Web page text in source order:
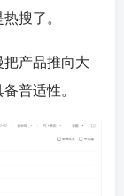
搜了。
产品推向大
普适性。